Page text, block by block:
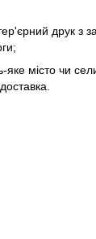
друк з
яке місто чи